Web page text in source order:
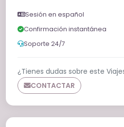
Sesión en español
Confirmación instantánea
Soporte 24/7
¿Tienes dudas sobre este
CONTACTAR